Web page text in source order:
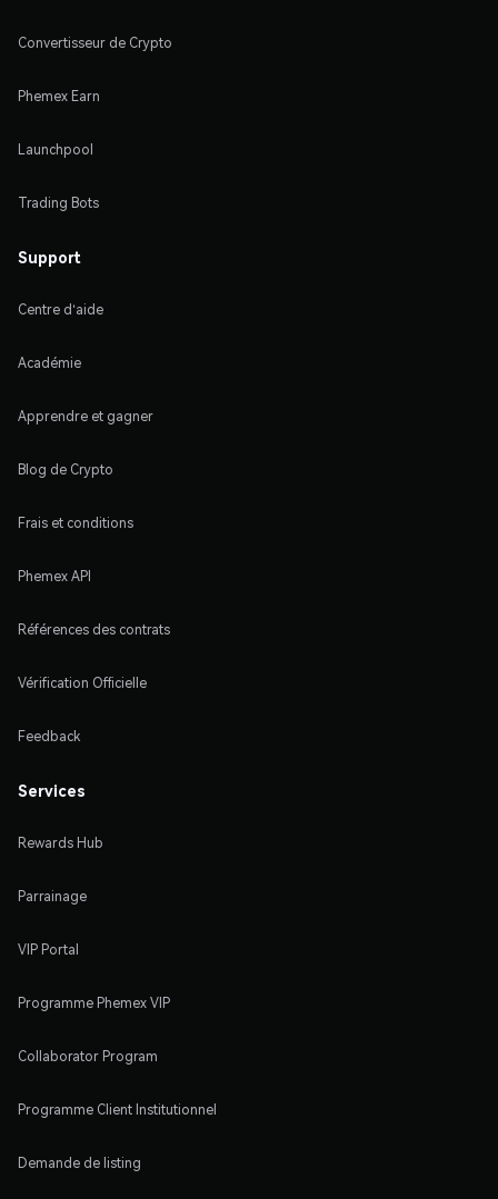
Convertisseur de Crypto
Phemex Earn
Launchpool
Trading Bots
Support
Centre d'aide
Académie
Apprendre et gagner
Blog de Crypto
Frais et conditions
Phemex API
Références des contrats
Vérification Officielle
Feedback
Services
Rewards Hub
Parrainage
VIP Portal
Programme Phemex VIP
Collaborator Program
Programme Client Institutionnel
Demande de listing